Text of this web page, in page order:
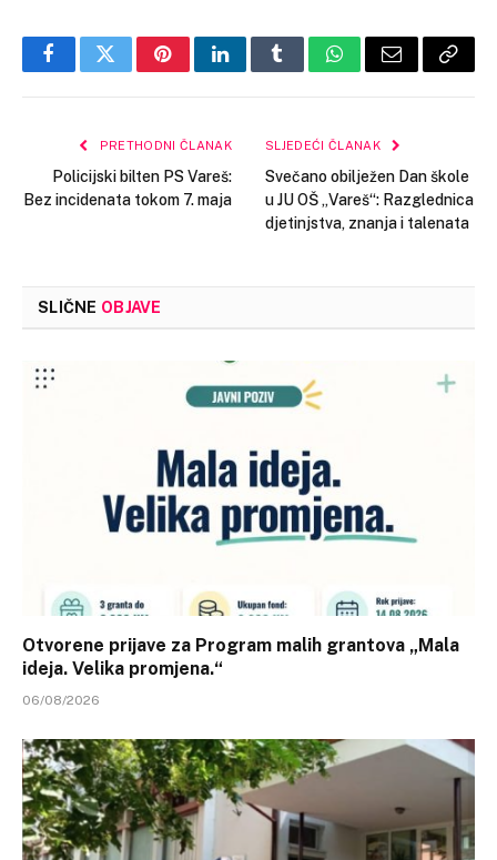
FacebookTwitterPinterestLinkedInTumblrWhatsApp
Email Copy
PRETHODNI ČLANAK
Policijski bilten PS Vareš:
Bez incidenata tokom 7. maja
SLJEDEĆI ČLANAK
Svečano obilježen Dan škole
u JU OŠ „Vareš“: Razglednica
djetinjstva, znanja i talenata
SLIČNE OBJAVE
Otvorene prijave za Program malih grantova „Mala
ideja. Velika promjena.“
06/08/2026